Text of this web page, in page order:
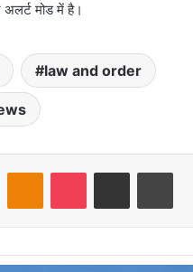
मोड में है।
law and order